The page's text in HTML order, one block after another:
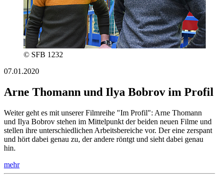
© SFB 1232
07.01.2020
Arne Thomann und Ilya Bobrov im Profil
Weiter geht es mit unserer Filmreihe "Im Profil": Arne Thomann
und Ilya Bobrov stehen im Mittelpunkt der beiden neuen Filme und
stellen ihre unterschiedlichen Arbeitsbereiche vor. Der eine zerspant
und hört dabei genau zu, der andere röntgt und sieht dabei genau
hin.
mehr